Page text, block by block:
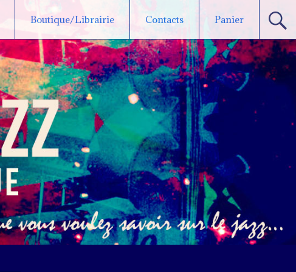
Boutique/Librairie Contacts Panier